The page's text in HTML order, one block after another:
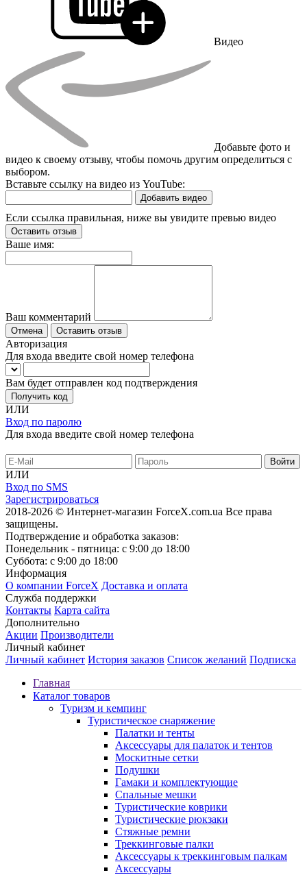
Видео
Добавьте фото и
видео к своему отзыву, чтобы помочь другим определиться с
выбором.
Вставьте ссылку на видео из YouTube:
Добавить видео
Если ссылка правильная, ниже вы увидите превью видео
Оставить отзыв
Ваше имя:
Ваш комментарий
Отмена Оставить отзыв
Авторизация
Для входа введите свой номер телефона
Вам будет отправлен код подтверждения
Получить код
ИЛИ
Вход по паролю
Для входа введите свой номер телефона
ИЛИ
Вход по SMS
Зарегистрироваться
2018-2026 © Интернет-магазин ForceX.com.ua Все права
защищены.
Подтверждение и обработка заказов:
Понедельник - пятница: с 9:00 до 18:00
Суббота: с 9:00 до 18:00
Информация
О компании ForceX Доставка и оплата
Служба поддержки
Контакты Карта сайта
Дополнительно
Акции Производители
Личный кабинет
Личный кабинет История заказов Список желаний Подписка
Главная
Каталог товаров
Туризм и кемпинг
Туристическое снаряжение
Палатки и тенты
Аксессуары для палаток и тентов
Москитные сетки
Подушки
Гамаки и комплектующие
Спальные мешки
Туристические коврики
Туристические рюкзаки
Стяжные ремни
Треккинговые палки
Аксессуары к треккинговым палкам
Аксессуары